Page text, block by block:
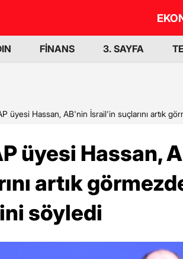
FİNANS 3. SAYFA
üyesi Hassan, AB'nin İsrail'in suçlarını artık
üyesi Hassan,
artık
söyledi